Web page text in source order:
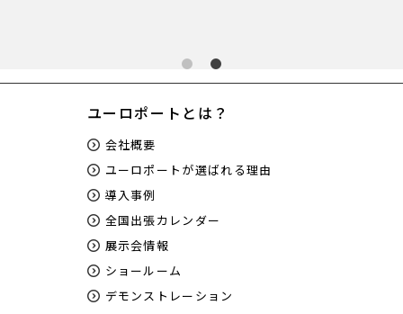
ユーロポートとは？
会社概要
ユーロポートが選ばれる理由
導入事例
全国出張カレンダー
展示会情報
ショールーム
デモンストレーション